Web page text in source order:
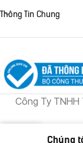
Thông Tin Chung
Công Ty TNHH
Chúng